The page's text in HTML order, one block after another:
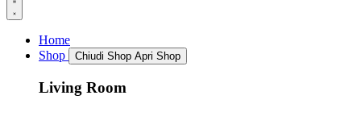
Home
Shop
Chiudi Shop Apri Shop
Living Room